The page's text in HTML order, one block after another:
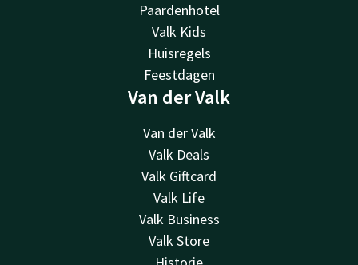
Paardenhotel
Valk Kids
Huisregels
Feestdagen
Van der Valk
Van der Valk
Valk Deals
Valk Giftcard
Valk Life
Valk Business
Valk Store